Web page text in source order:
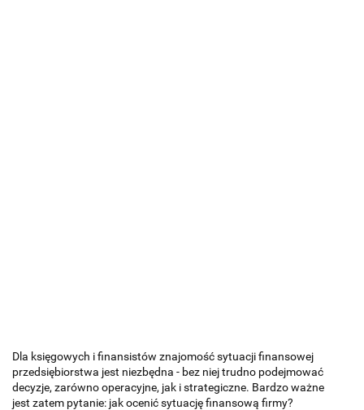
Dla księgowych i finansistów znajomość sytuacji finansowej
przedsiębiorstwa jest niezbędna - bez niej trudno podejmować
decyzje, zarówno operacyjne, jak i strategiczne. Bardzo ważne
jest zatem pytanie: jak ocenić sytuację finansową firmy?